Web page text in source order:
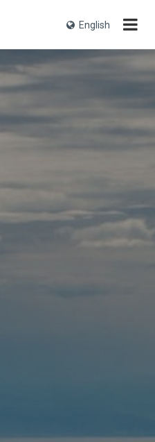
English